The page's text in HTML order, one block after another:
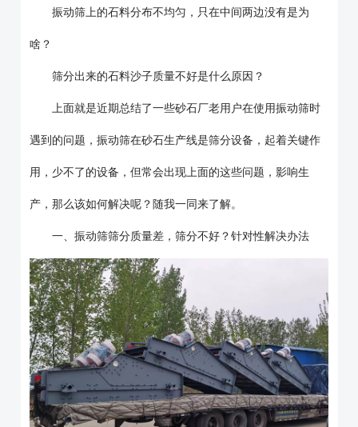
振动筛上的石料分布不均匀，只在中间两边没有是为
啥？
筛分出来的石料沙子质量不好是什么原因？
上面就是近期总结了一些砂石厂老用户在使用振动筛时
遇到的问题，振动筛在砂石生产线是筛分设备，起着关键作
用，少不了的设备，但常会出现上面的这些问题，影响生
产，那么该如何解决呢？随我一同来了解。
一、振动筛筛分质量差，筛分不好？针对性解决办法